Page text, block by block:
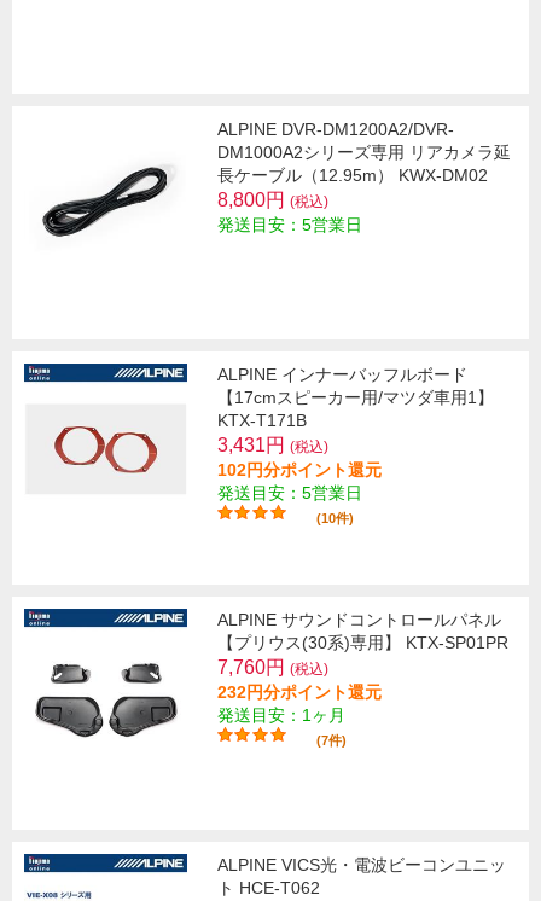
ALPINE DVR-DM1200A2/DVR-
DM1000A2シリーズ専用 リアカメラ延
長ケーブル（12.95m） KWX-DM02
8,800円 (税込)
発送目安：5営業日
ALPINE インナーバッフルボード
【17cmスピーカー用/マツダ車用1】
KTX-T171B
3,431円 (税込)
102円分ポイント還元
発送目安：5営業日
(10件)
ALPINE サウンドコントロールパネル
【プリウス(30系)専用】 KTX-SP01PR
7,760円 (税込)
232円分ポイント還元
発送目安：1ヶ月
(7件)
ALPINE VICS光・電波ビーコンユニッ
ト HCE-T062